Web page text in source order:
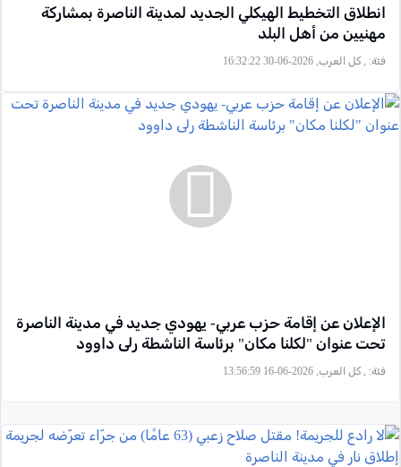
انطلاق التخطيط الهيكلي الجديد لمدينة الناصرة بمشاركة
مهنيين من أهل البلد
فئة: , كل العرب, 2026-06-30 16:32:22
الإعلان عن إقامة حزب عربي- يهودي جديد في مدينة الناصرة
تحت عنوان "لكلنا مكان" برئاسة الناشطة رلى داوود
فئة: , كل العرب, 2026-06-16 13:56:59